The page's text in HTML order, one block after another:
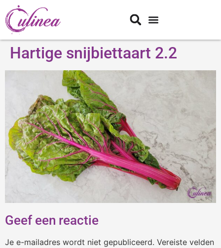
Hartige snijbiettaart 2.2
Geef een reactie
Je e-mailadres wordt niet gepubliceerd. Vereiste velden